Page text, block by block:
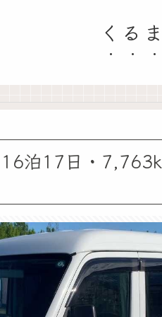
くる
泊17日・